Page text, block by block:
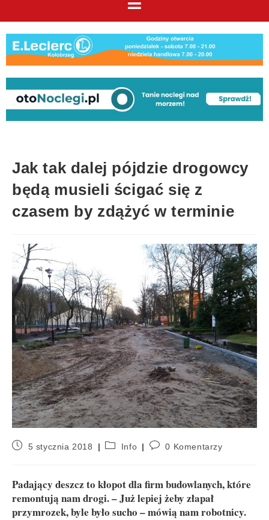
Jak tak dalej pójdzie drogowcy
będą musieli ścigać się z
czasem by zdążyć w terminie
5 stycznia 2018 Info 0 Komentarzy
Padający deszcz to kłopot dla firm budowlanych, które
remontują nam drogi. – Już lepiej żeby złapał
przymrozek, byle było sucho – mówią nam robotnicy.